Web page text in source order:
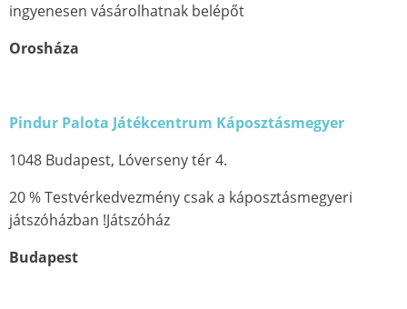
ingyenesen vásárolhatnak belépőt
Orosháza
Pindur Palota Játékcentrum Káposztásmegyer
1048 Budapest, Lóverseny tér 4.
20 % Testvérkedvezmény csak a káposztásmegyeri
játszóházban !Játszóház
Budapest